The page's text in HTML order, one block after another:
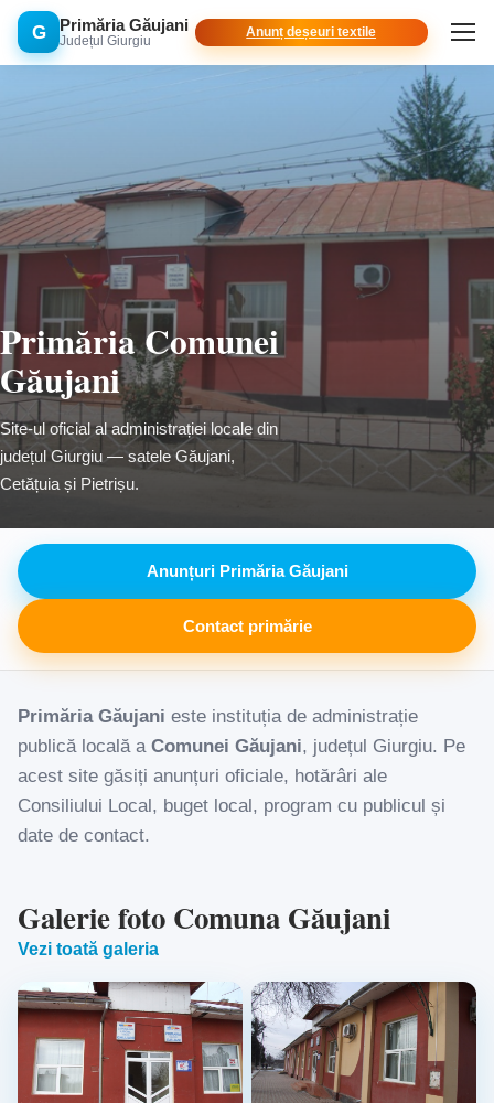
G Primăria Găujani
Județul Giurgiu
Anunț deșeuri textile
Primăria Comunei
Găujani
Site-ul oficial al administrației locale din
județul Giurgiu — satele Găujani,
Cetățuia și Pietrișu.
Anunțuri Primăria Găujani
Contact primărie
Primăria Găujani este instituția de administrație
publică locală a Comunei Găujani, județul Giurgiu. Pe
acest site găsiți anunțuri oficiale, hotărâri ale
Consiliului Local, buget local, program cu publicul și
date de contact.
Galerie foto Comuna Găujani
Vezi toată galeria